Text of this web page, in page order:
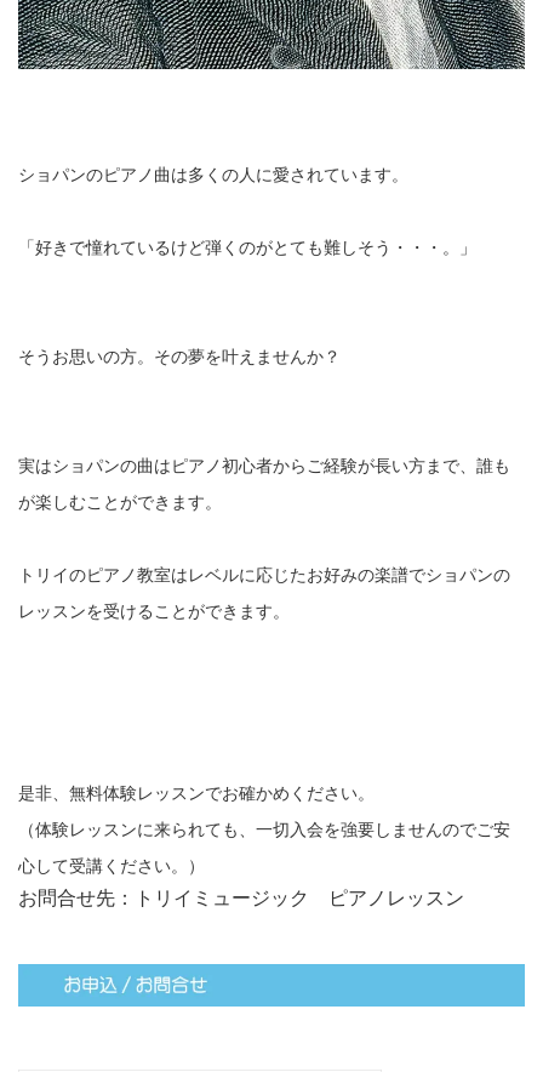
ショパンのピアノ曲は多くの人に愛されています。
「好きで憧れているけど弾くのがとても難しそう・・・。」
そうお思いの方。その夢を叶えませんか？
実はショパンの曲はピアノ初心者からご経験が長い方まで、誰も
が楽しむことができます。
トリイのピアノ教室はレベルに応じたお好みの楽譜でショパンの
レッスンを受けることができます。
是非、無料体験レッスンでお確かめください。
（体験レッスンに来られても、一切入会を強要しませんのでご安
心して受講ください。）
お問合せ先：トリイミュージック ピアノレッスン